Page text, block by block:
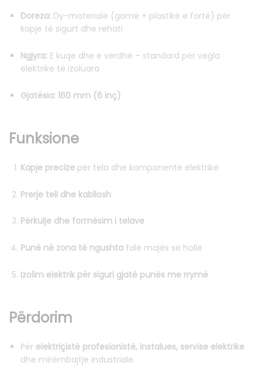
Doreza: Dy-materiale (gomë + plastikë e fortë) për
kapje të sigurt dhe rehati
Ngjyra: E kuqe dhe e verdhë – standard për vegla
elektrike të izoluara
Gjatësia: 160 mm (6 inç)
Funksione
Kapje precize për tela dhe komponentë elektrikë
Prerje teli dhe kabllosh
Përkulje dhe formësim i telave
Punë në zona të ngushta falë majës së hollë
Izolim elektrik për siguri gjatë punës me rrymë
Përdorim
Për elektriçistë profesionistë, instalues, servise elektrike
dhe mirëmbajtje industriale.